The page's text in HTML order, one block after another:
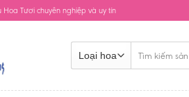
Hoa Tươi chuyên nghiệp và uy tín
kiếm: